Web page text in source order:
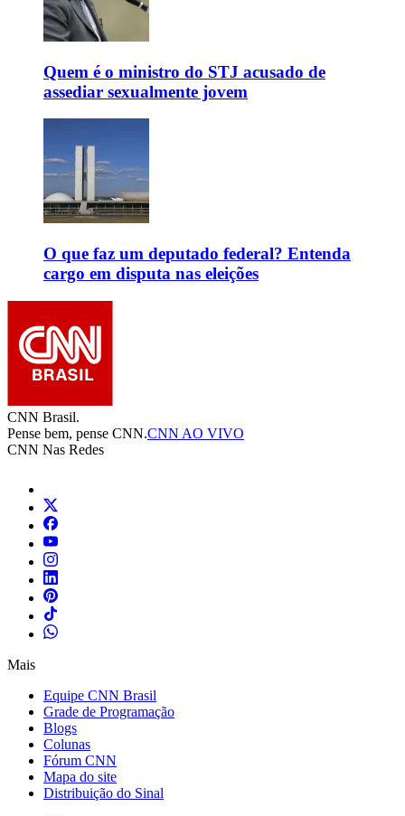
Quem é o ministro do STJ acusado de
assediar sexualmente jovem
O que faz um deputado federal? Entenda
cargo em disputa nas eleições
CNN Brasil.
Pense bem, pense CNN.CNN AO VIVO
CNN Nas Redes
Mais
Equipe CNN Brasil
Grade de Programação
Blogs
Colunas
Fórum CNN
Mapa do site
Distribuição do Sinal